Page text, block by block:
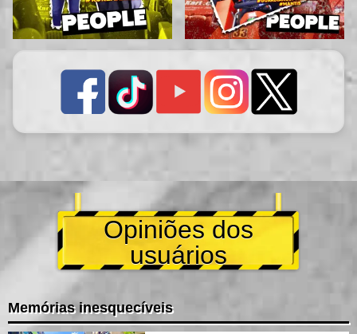
Opiniões dos
usuários
Memórias inesquecíveis